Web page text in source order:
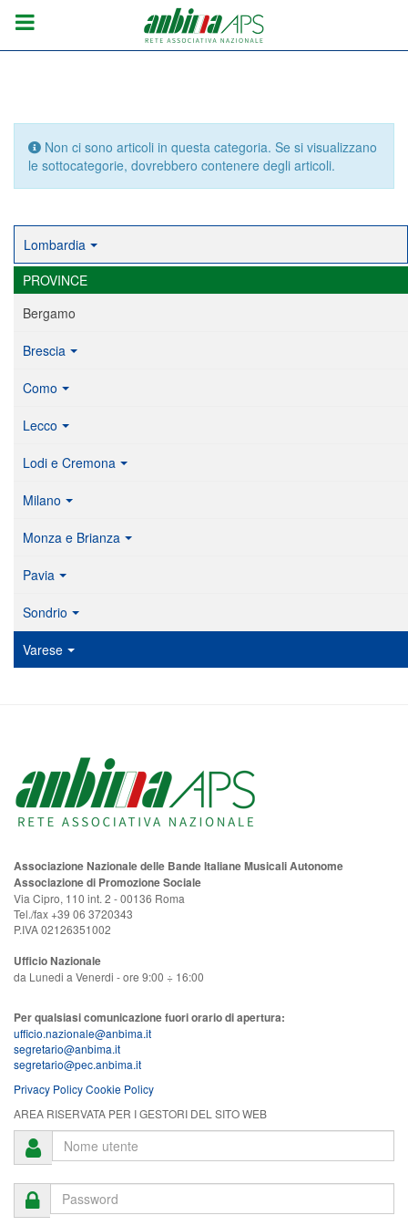
Info
Non ci sono articoli in questa categoria. Se si visualizzano
le sottocategorie, dovrebbero contenere degli articoli.
Lombardia
PROVINCE
Bergamo
Brescia
Como
Lecco
Lodi e Cremona
Milano
Monza e Brianza
Pavia
Sondrio
Varese
Associazione Nazionale delle Bande Italiane Musicali Autonome
Associazione di Promozione Sociale
Via Cipro, 110 int. 2 - 00136 Roma
Tel./fax +39 06 3720343
P.IVA 02126351002
Ufficio Nazionale
da Lunedi a Venerdi - ore 9:00 ÷ 16:00
Per qualsiasi comunicazione fuori orario di apertura:
ufficio.nazionale@anbima.it
segretario@anbima.it
segretario@pec.anbima.it
Privacy PolicyCookie Policy
AREA RISERVATA PER I GESTORI DEL SITO WEB